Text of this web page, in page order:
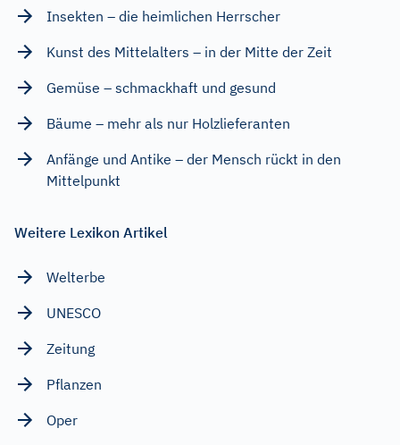
Insekten – die heimlichen Herrscher
Kunst des Mittelalters – in der Mitte der Zeit
Gemüse – schmackhaft und gesund
Bäume – mehr als nur Holzlieferanten
Anfänge und Antike – der Mensch rückt in den
Mittelpunkt
Weitere Lexikon Artikel
Welterbe
UNESCO
Zeitung
Pflanzen
Oper